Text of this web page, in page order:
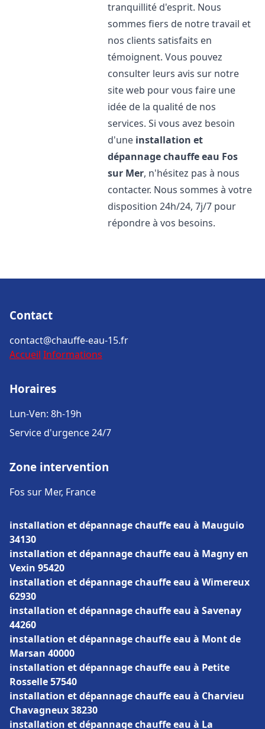
tranquillité d'esprit. Nous
sommes fiers de notre travail et
nos clients satisfaits en
témoignent. Vous pouvez
consulter leurs avis sur notre
site web pour vous faire une
idée de la qualité de nos
services. Si vous avez besoin
d'une installation et
dépannage chauffe eau Fos
sur Mer, n'hésitez pas à nous
contacter. Nous sommes à votre
disposition 24h/24, 7j/7 pour
répondre à vos besoins.
Contact
contact@chauffe-eau-15.fr
Accueil Informations
Horaires
Lun-Ven: 8h-19h
Service d'urgence 24/7
Zone intervention
Fos sur Mer, France
installation et dépannage chauffe eau à Mauguio
34130
installation et dépannage chauffe eau à Magny en
Vexin 95420
installation et dépannage chauffe eau à Wimereux
62930
installation et dépannage chauffe eau à Savenay
44260
installation et dépannage chauffe eau à Mont de
Marsan 40000
installation et dépannage chauffe eau à Petite
Rosselle 57540
installation et dépannage chauffe eau à Charvieu
Chavagneux 38230
installation et dépannage chauffe eau à La